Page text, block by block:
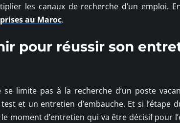
les canaux de recherche d’un emploi.
au Maroc.
pour réussir son
limite pas à la recherche d’un poste
et un entretien d’embauche. Et si l’étape
moment d’entretien qui va être décisif pour